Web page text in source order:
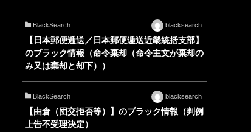
BlackSearch blacksearch
【日本郵便逓送／日本郵便逓送近畿統括支部】
のブラック情報（命令棄却（命令主文が棄却の
み又は棄却と却下））
BlackSearch blacksearch
【由倉（団交拒否等）】のブラック情報（判例
上告不受理決定）